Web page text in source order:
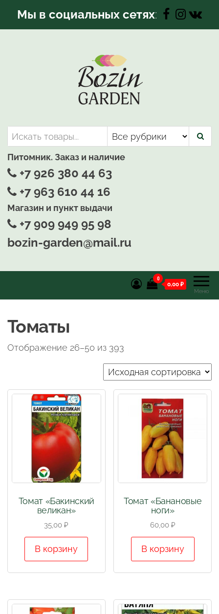
Мы в социальных сетях:
Bozin-Garden | Садовый центр
Садовый центр, Растения
для вашего сада
Питомник. Заказ и наличие
+7 926 380 44 63
+7 963 610 44 16
Магазин и пункт выдачи
+7 909 949 95 98
bozin-garden@mail.ru
Меню
0
0,00 ₽
Томаты
Отображение 26–50 из 393
Томат «Бакинский
великан»
35,00₽
В корзину
Томат «Банановые
ноги»
60,00 ₽
В корзину